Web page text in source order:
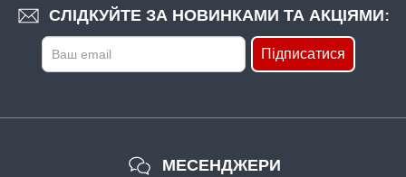
СЛІДКУЙТЕ ЗА НОВИНКАМИ ТА АКЦІЯМИ:
Підписатися
МЕСЕНДЖЕРИ